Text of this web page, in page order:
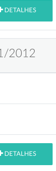
DETALHES
2012
DETALHES